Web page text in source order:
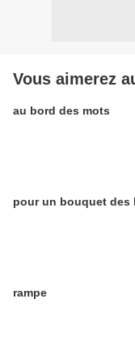
Vous aimerez
au bord des mots
pour un bouquet des
rampe